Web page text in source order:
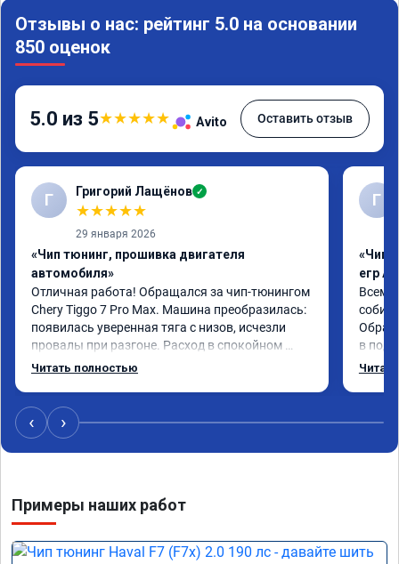
Отзывы о нас: рейтинг 5.0 на основании
850 оценок
5.0 из 5★★★★★ Avito Оставить отзыв
Г Григорий Лащёнов ✓
★★★★★
29 января 2026
«Чип тюнинг, прошивка двигателя
автомобиля»
Отличная работа! Обращался за чип-тюнингом
Chery Tiggo 7 Pro Max. Машина преобразилась:
появилась уверенная тяга с низов, исчезли
провалы при разгоне. Расход в спокойном
режиме даже немного снизился. Все сделали
Читать полностью
Г
«Чип
егр
Всем
в
‹ ›
Примеры наших работ